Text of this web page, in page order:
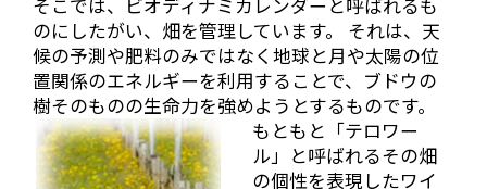
ロン」は、樹齢30年
ほどのブドウを使用
し醸造され、樽熟成
（新樽は使用しな
い）を2年行った後、
ステンレスタンクへ
移されます。
そこでは、ビオディナミカレンダーと呼ばれるも
のにしたがい、畑を管理しています。 それは、天
候の予測や肥料のみではなく地球と月や太陽の位
置関係のエネルギーを利用することで、ブドウの
樹そのものの生命力を強めようとするものです。
もともと「テロワー
ル」と呼ばれるその畑
の個性を表現したワイ